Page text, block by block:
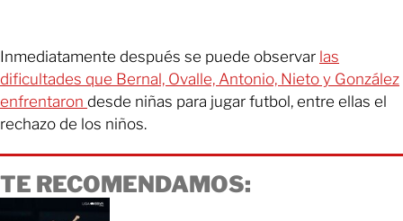
Inmediatamente después se puede observar las
dificultades que Bernal, Ovalle, Antonio, Nieto y González
enfrentaron desde niñas para jugar futbol, entre ellas el
rechazo de los niños.
TE RECOMENDAMOS: